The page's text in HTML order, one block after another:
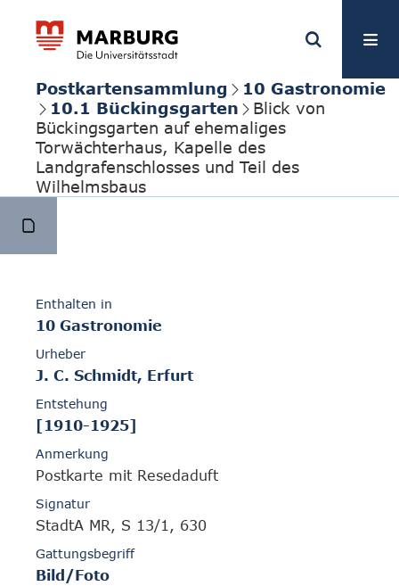
Postkartensammlung
10 Gastronomie
10.1 Bückingsgarten
Blick von
Bückingsgarten auf ehemaliges
Torwächterhaus, Kapelle des
Landgrafenschlosses und Teil des
Wilhelmsbaus
Enthalten in
10 Gastronomie
Urheber
J. C. Schmidt, Erfurt
Entstehung
[1910-1925]
Anmerkung
Postkarte mit Resedaduft
Signatur
StadtA MR, S 13/1, 630
Gattungsbegriff
Bild/Foto